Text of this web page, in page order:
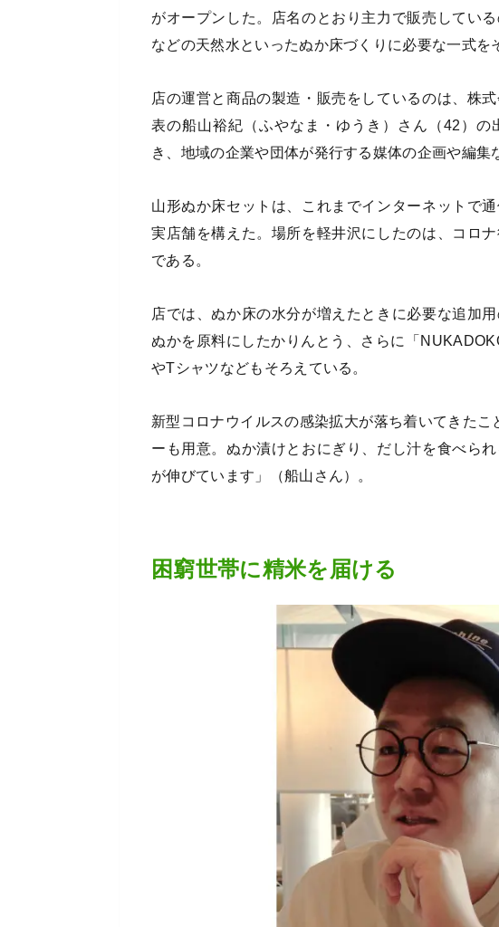
がオープンした。店名のとおり主力で販売してい
などの天然水といったぬか床づくりに必要な一式を
店の運営と商品の製造・販売をしているのは、株
表の船山裕紀（ふやなま・ゆうき）さん（42）
き、地域の企業や団体が発行する媒体の企画や編集
山形ぬか床セットは、これまでインターネットで
実店舗を構えた。場所を軽井沢にしたのは、コロ
である。
店では、ぬか床の水分が増えたときに必要な追加
ぬかを原料にしたかりんとう、さらに「
やTシャツなどもそろえている。
新型コロナウイルスの感染拡大が落ち着いてきた
ーも用意。ぬか漬けとおにぎり、だし汁を食べら
が伸びています」（船山さん）。
困窮世帯に精米を届ける